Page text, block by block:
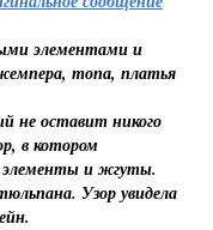
элементами и
топа, платья
не оставит никого
в котором
элементы и жгуты.
Узор увидела